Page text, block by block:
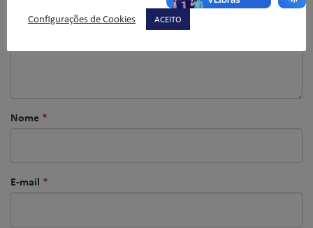
Nome *
E-mail *
Configurações de Cookies
ACEITO